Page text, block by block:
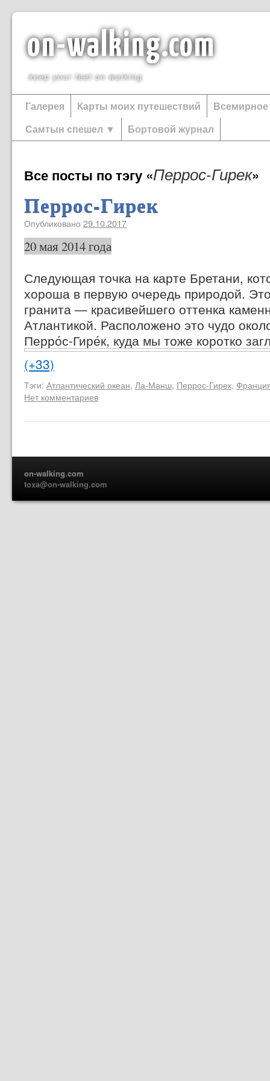
on-walking.com
keep your feet on walking
Галерея Карты моих путешествий
Самтын спешел ▼
Бортовой журнал
Все посты по тэгу «Перрос-Гирек»
Перрос-Гирек
Опубликовано 29.10.2017
20 мая 2014 года
Следующая точка на карте Бретани,
хороша в первую очередь природой.
гранита — красивейшего оттенка
Атлантикой. Расположено это чудо
Перро́с-Гире́к, куда мы тоже коротко
(+33)
Тэги: Атлантический океан, Ла-Манш, Перрос-Гирек,
Нет комментариев
on-walking.com
toxa@on-walking.com